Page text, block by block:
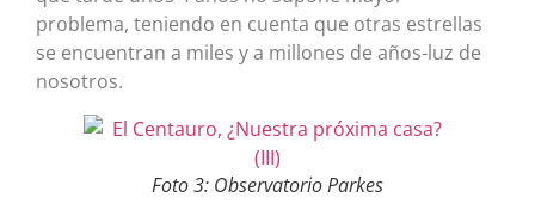
problema, teniendo en cuenta que otras estrellas
se encuentran a miles y a millones de años-luz de
nosotros.
Foto 3: Observatorio Parkes